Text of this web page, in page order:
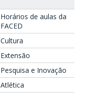
Horários de aulas da
FACED
Cultura
Extensão
Pesquisa e Inovação
Atlética